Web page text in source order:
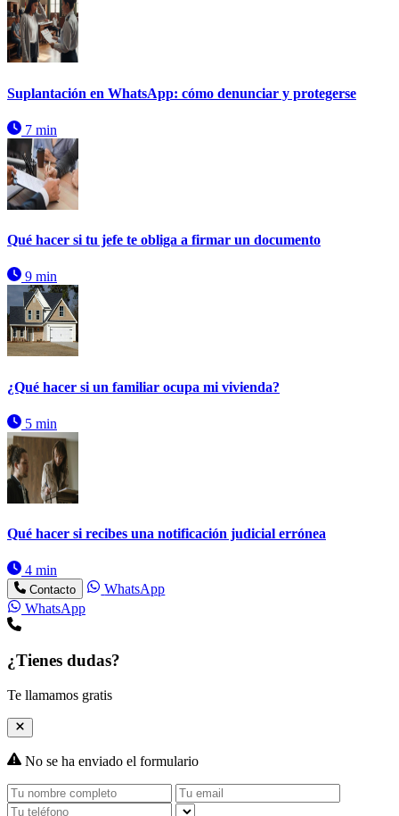
Suplantación en WhatsApp: cómo denunciar y protegerse
7 min
Qué hacer si tu jefe te obliga a firmar un documento
9 min
¿Qué hacer si un familiar ocupa mi vivienda?
5 min
Qué hacer si recibes una notificación judicial errónea
4 min
Contacto
WhatsApp
WhatsApp
¿Tienes dudas?
Te llamamos gratis
No se ha enviado el formulario